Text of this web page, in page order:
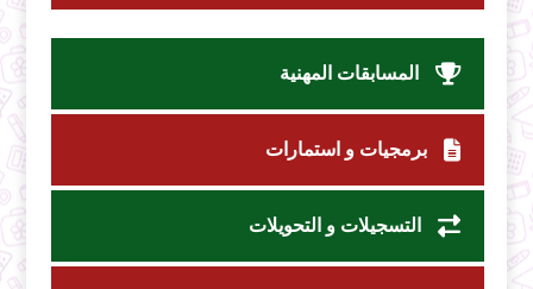
المسابقات المهنية
برمجيات و استمارات
التسجيلات و التحويلات